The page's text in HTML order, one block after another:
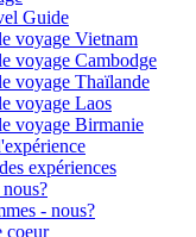
Guide
voyage Vietnam
voyage Cambodge
voyage Thaïlande
voyage Laos
voyage Birmanie
expériences
- nous?
coeur